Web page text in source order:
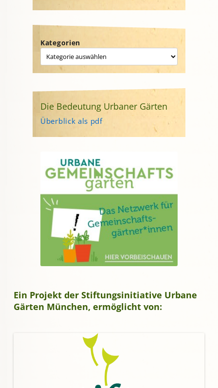
Kategorien
Die Bedeutung Urbaner Gärten
Überblick als pdf
Ein Projekt der Stiftungsinitiative Urbane
Gärten München, ermöglicht von: